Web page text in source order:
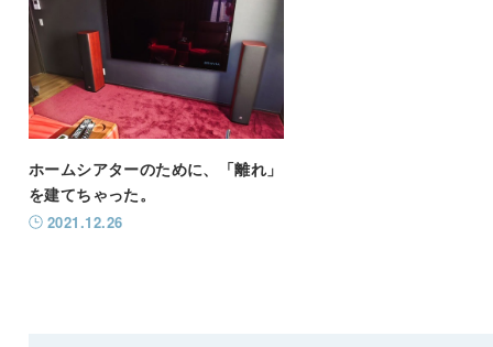
ホームシアターのために、「離れ」
を建てちゃった。
2021.12.26